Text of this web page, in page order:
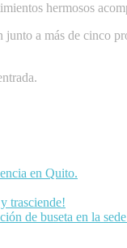
hermosos
a más de cinco
en Quito.
trasciende!
de buseta en la